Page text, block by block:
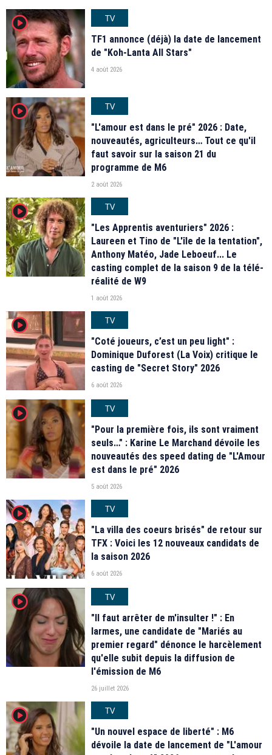
player2
TV
TF1 annonce (déjà) la date de lancement
de "Koh-Lanta All Stars"
4 août 2026
player2
TV
"L'amour est dans le pré" 2026 : Date,
nouveautés, agriculteurs… Tout ce qu'il
faut savoir sur la saison 21 du
programme de M6
2 août 2026
player2
TV
"Les Apprentis aventuriers" 2026 :
Laureen et Tino de "L'île de la tentation",
Anthony Matéo, Jade Leboeuf... Le
casting complet de la saison 9 de la télé-
réalité de W9
1 août 2026
player2
TV
"Coté joueurs, c’est un peu light" :
Dominique Duforest (La Voix) critique le
casting de "Secret Story" 2026
6 août 2026
player2
TV
"Pour la première fois, ils sont vraiment
seuls…" : Karine Le Marchand dévoile les
nouveautés des speed dating de "L'Amour
est dans le pré" 2026
5 août 2026
player2
TV
"La villa des coeurs brisés" de retour sur
TFX : Voici les 12 nouveaux candidats de
la saison 2026
6 août 2026
player2
TV
"Il faut arrêter de m'insulter !" : En
larmes, une candidate de "Mariés au
premier regard" dénonce le harcèlement
qu'elle subit depuis la diffusion de
l'émission de M6
26 juillet 2026
player2
TV
"Un nouvel espace de liberté" : M6
dévoile la date de lancement de "L'amour